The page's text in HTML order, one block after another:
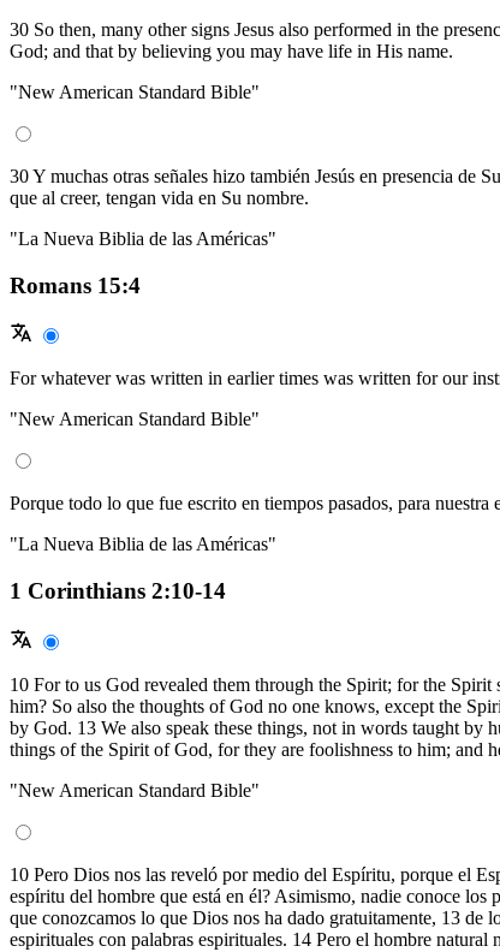
30 So then, many other signs Jesus also performed in the
God; and that by believing you may have life in His name.
"New American Standard Bible"
30 Y muchas otras señales hizo también Jesús en presencia de
que al creer, tengan vida en Su nombre.
"La Nueva Biblia de las Américas"
Romans 15:4
For whatever was written in earlier times was written for our
"New American Standard Bible"
Porque todo lo que fue escrito en tiempos pasados, para
"La Nueva Biblia de las Américas"
1 Corinthians 2:10-14
10 For to us God revealed them through the Spirit; for the
him? So also the thoughts of God no one knows, except the
by God. 13 We also speak these things, not in words taught
things of the Spirit of God, for they are foolishness to him; and
"New American Standard Bible"
10 Pero Dios nos las reveló por medio del Espíritu, porque el
espíritu del hombre que está en él? Asimismo, nadie conoce
que conozcamos lo que Dios nos ha dado gratuitamente, 13 de
espirituales con palabras espirituales. 14 Pero el hombre